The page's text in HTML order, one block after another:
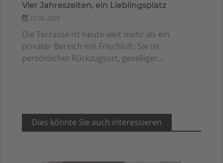
Vier Jahreszeiten, ein Lieblingsplatz
25.06.2026
Die Terrasse ist heute weit mehr als ein
privater Bereich mit Frischluft: Sie ist
persönlicher Rückzugsort, geselliger...
Dies könnte Sie auch interessieren